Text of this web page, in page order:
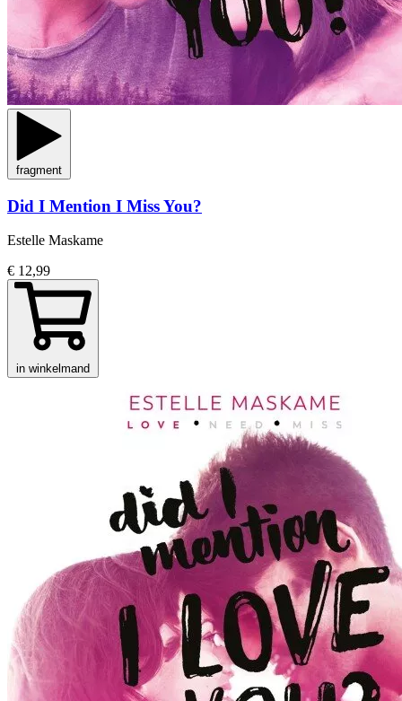
fragment
Did I Mention I Miss You?
Estelle Maskame
€ 12,99
in winkelmand